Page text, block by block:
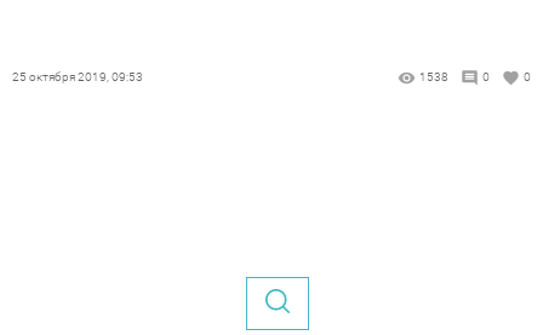
25 октября 2019, 09:53 1538 0 0